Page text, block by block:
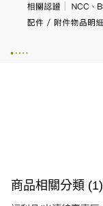
商品相關分類 (1)